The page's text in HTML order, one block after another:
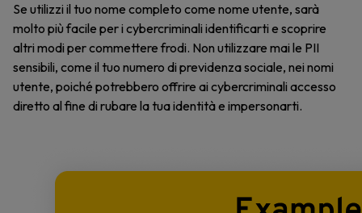
Se utilizzi il tuo nome completo come nome utente, sarà
molto più facile per i cybercriminali identificarti e scoprire
altri modi per commettere frodi. Non utilizzare mai le PII
sensibili, come il tuo numero di previdenza sociale, nei nomi
utente, poiché potrebbero offrire ai cybercriminali accesso
diretto al fine di rubare la tua identità e impersonarti.